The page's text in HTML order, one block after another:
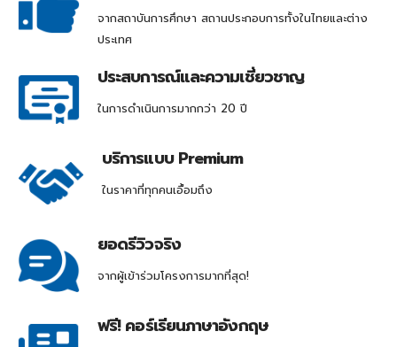
จากสถาบันการศึกษา สถานประกอบการทั้งในไทยและต่าง
ประเทศ
ประสบการณ์และความเชี่ยวชาญ
ในการดำเนินการมากกว่า 20 ปี
บริการแบบ Premium
ในราคาที่ทุกคนเอื้อมถึง
ยอดรีวิวจริง
จากผู้เข้าร่วมโครงการมากที่สุด!
ฟรี! คอร์เรียนภาษาอังกฤษ